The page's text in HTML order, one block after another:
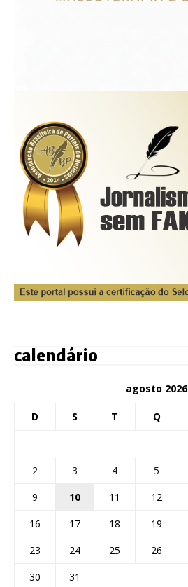
calendário
agosto 2026
D S T Q
2
3 4 5
9
10 11 12
16
17 18 19
23
24 25 26
30
31